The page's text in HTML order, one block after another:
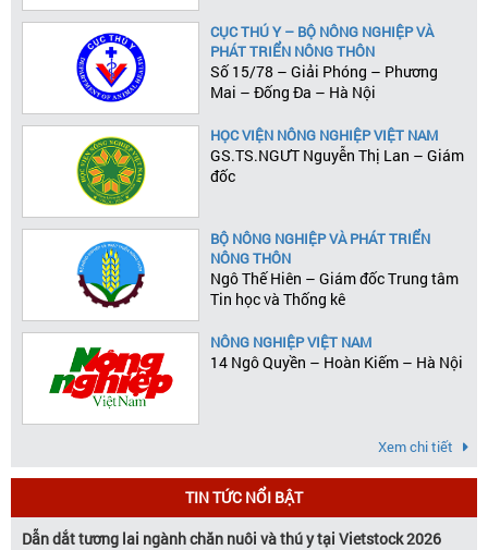
CỤC THÚ Y – BỘ NÔNG NGHIỆP VÀ
PHÁT TRIỂN NÔNG THÔN
Số 15/78 – Giải Phóng – Phương
Mai – Đống Đa – Hà Nội
HỌC VIỆN NÔNG NGHIỆP VIỆT NAM
GS.TS.NGƯT Nguyễn Thị Lan – Giám
đốc
BỘ NÔNG NGHIỆP VÀ PHÁT TRIỂN
NÔNG THÔN
Ngô Thế Hiên – Giám đốc Trung tâm
Tin học và Thống kê
NÔNG NGHIỆP VIỆT NAM
14 Ngô Quyền – Hoàn Kiếm – Hà Nội
Xem chi tiết
TIN TỨC NỔI BẬT
Dẫn dắt tương lai ngành chăn nuôi và thú y tại Vietstock 2026